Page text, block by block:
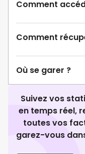
Comment
Comment
Où se garer ?
Suivez vos
en temps réel,
toutes vos
garez-vous